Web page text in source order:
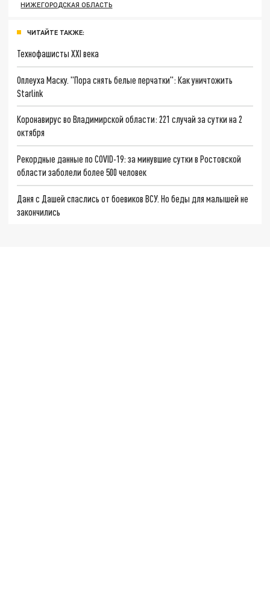
НИЖЕГОРОДСКАЯ ОБЛАСТЬ
ЧИТАЙТЕ ТАКЖЕ:
Технофашисты XXI века
Оплеуха Маску. "Пора снять белые перчатки": Как уничтожить
Starlink
Коронавирус во Владимирской области: 221 случай за сутки на 2
октября
Рекордные данные по COVID-19: за минувшие сутки в Ростовской
области заболели более 500 человек
Даня с Дашей спаслись от боевиков ВСУ. Но беды для малышей не
закончились